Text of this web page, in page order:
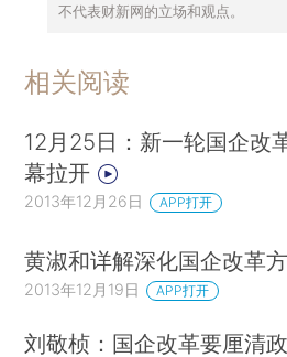
不代表财新网的立场和观点。
相关阅读
12月25日：新一轮国企改
幕拉开
2013年12月26日 APP打开
黄淑和详解深化国企改革
2013年12月19日 APP打开
刘敬桢：国企改革要厘清